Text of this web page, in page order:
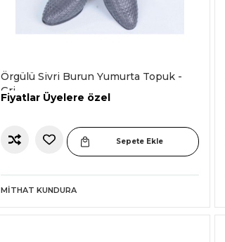
Örgülü Sivri Burun Yumurta Topuk -
Gri-
Fiyatlar Üyelere özel
Sepete Ekle
MITHAT KUNDURA